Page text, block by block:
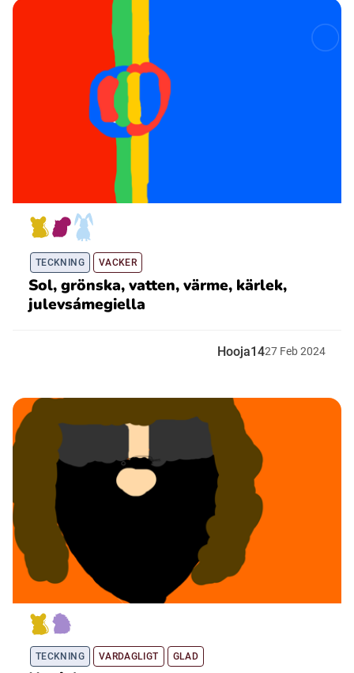
TECKNING VACKER
Sol, grönska, vatten, värme, kärlek,
julevsámegiella
Hooja1427 Feb2024
TECKNING VARDAGLIGT GLAD